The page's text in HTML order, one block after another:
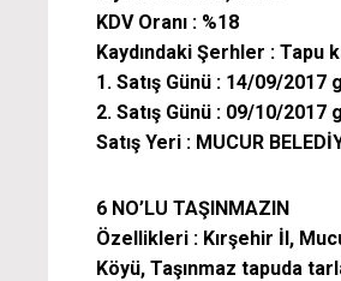
KDV Oranı : %18
Kaydındaki Şerhler : Tapu
1. Satış Günü : 14/09/2017
2. Satış Günü : 09/10/2017
Satış Yeri : MUCUR
6 NO’LU TAŞINMAZIN
Özellikleri : Kırşehir İl,
Köyü, Taşınmaz tapuda